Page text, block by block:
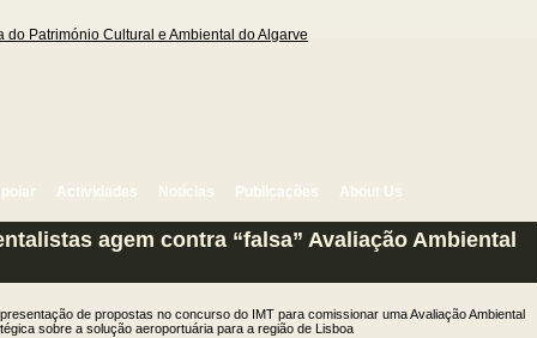
Actividades Notícias Publicações About Us
agem contra “falsa” Avaliação Ambiental
de propostas no concurso do IMT para comissionar uma Avaliação Ambiental
sobre a solução aeroportuária para a região de Lisboa